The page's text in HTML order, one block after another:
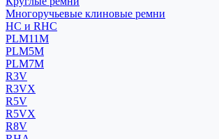
Многоручьевые клиновые ремни
HC и RHC
PLM11M
PLM5M
PLM7M
R3V
R3VX
R5V
R5VX
R8V